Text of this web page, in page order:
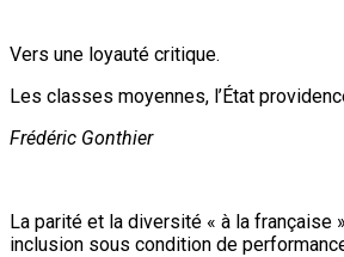
Vers une loyauté critique.
Les classes moyennes, l’État
Frédéric Gonthier
La parité et la diversité « à la française
inclusion sous condition de